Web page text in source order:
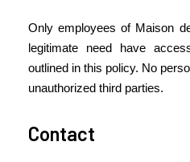
Only employees of Maison
legitimate need have
outlined in this policy. No
unauthorized third parties.
Contact